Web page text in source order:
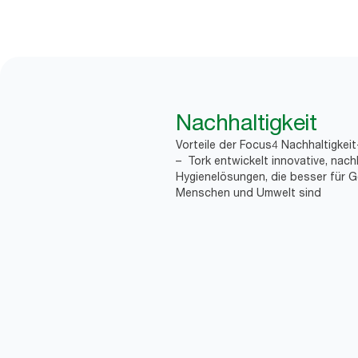
Nachhaltigkeit
Vorteile der Focus4
– Tork entwickelt innovative,
Hygienelösungen, die besser für
Menschen und Umwelt sind